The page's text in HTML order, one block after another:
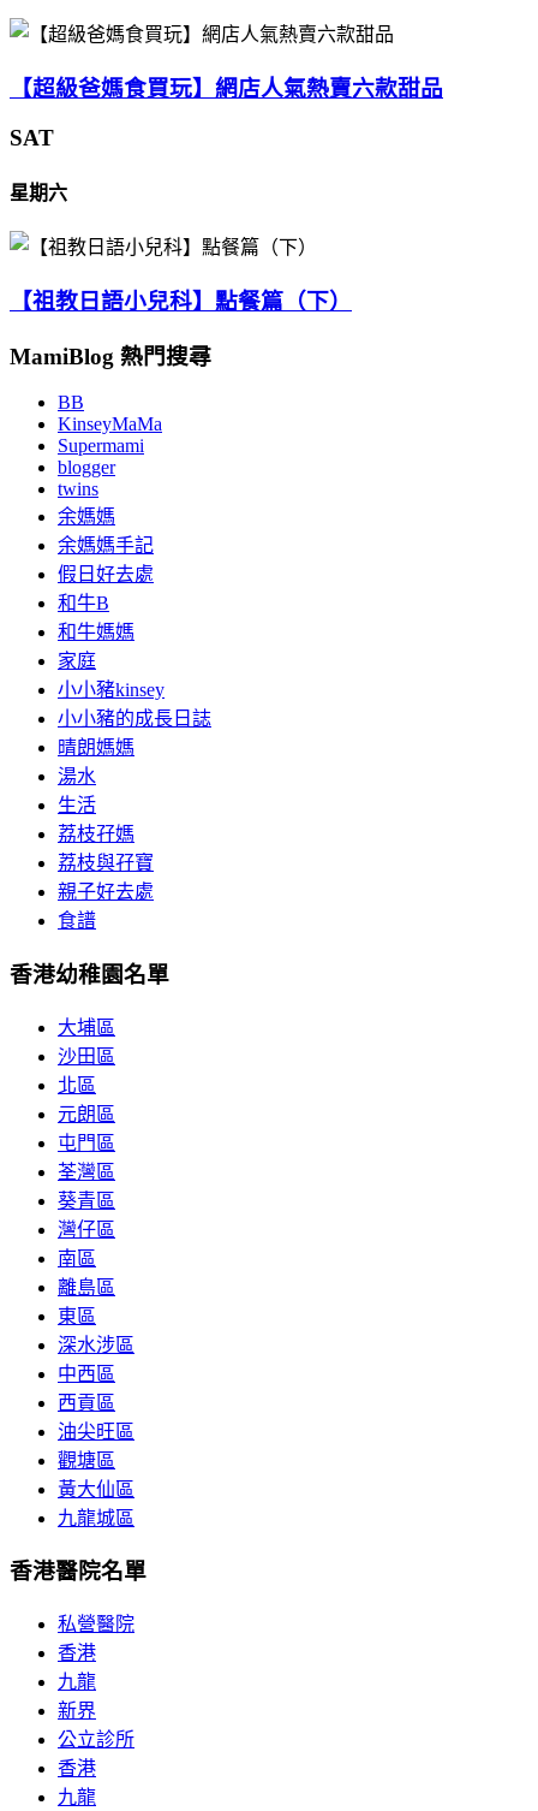
【超級爸媽食買玩】網店人氣熱賣六款甜品
SAT
星期六
【祖教日語小兒科】點餐篇（下）
MamiBlog 熱門搜尋
BB
KinseyMaMa
Supermami
blogger
twins
余媽媽
余媽媽手記
假日好去處
和牛B
和牛媽媽
家庭
小小豬kinsey
小小豬的成長日誌
晴朗媽媽
湯水
生活
荔枝孖媽
荔枝與孖寶
親子好去處
食譜
香港幼稚園名單
大埔區
沙田區
北區
元朗區
屯門區
荃灣區
葵青區
灣仔區
南區
離島區
東區
深水涉區
中西區
西貢區
油尖旺區
觀塘區
黃大仙區
九龍城區
香港醫院名單
私營醫院
香港
九龍
新界
公立診所
香港
九龍